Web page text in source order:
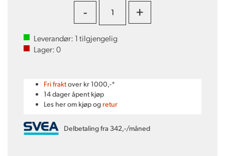
- +
Leverandør:1tilgjengelig
Lager:0
Fri fraktover kr 1000,-*
14 dager åpent kjøp
Les her om kjøp og retur
Delbetaling fra 342,-/måned